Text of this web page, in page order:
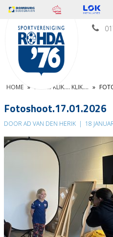
HOME » KLIK…. KLIK…. KLIK…. »
Fotoshoot.17.01.2026
DOOR AD VAN DEN HERIK | 18